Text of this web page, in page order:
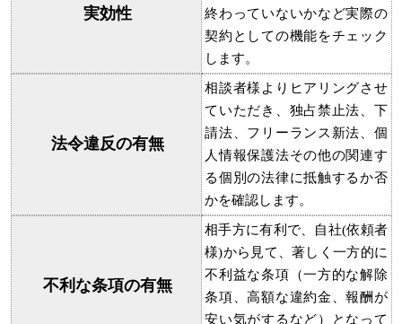
実効性
終わっていないかなど実際の
契約としての機能をチェック
します。
法令違反の有無
相談者様よりヒアリングさせ
ていただき、独占禁止法、下
請法、フリーランス新法、個
人情報保護法その他の関連す
る個別の法律に抵触するか否
かを確認します。
不利な条項の有無
相手方に有利で、自社(依頼者
様)から見て、著しく一方的に
不利益な条項（一方的な解除
条項、高額な違約金、報酬が
安い気がするなど）となって